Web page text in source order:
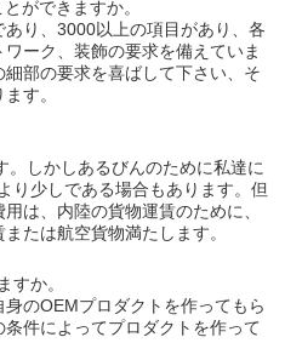
ができますか。
り、3000以上の項目があり、各
ーク、装飾の要求を備えていま
部の要求を喜ばして下さい、そ
す。
しかしあるびんのために私達に
り少しである場合もあります。但
は、内陸の貨物運賃のために、
たは航空貨物満たします。
すか。
のOEMプロダクトを作ってもら
件によってプロダクトを作って